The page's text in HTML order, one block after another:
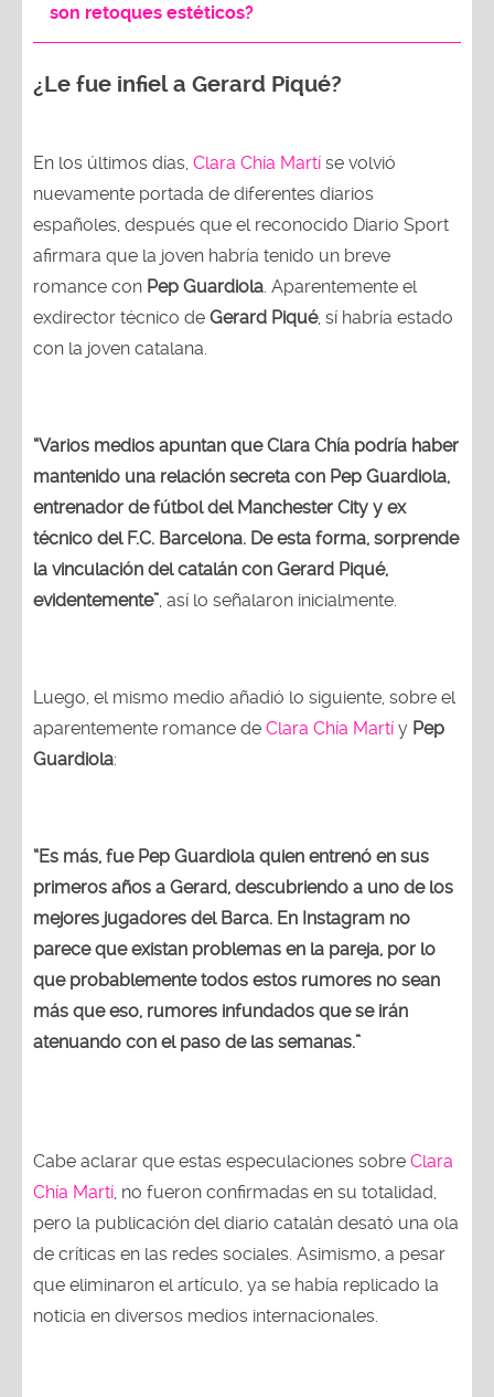
son retoques estéticos?
¿Le fue infiel a Gerard Piqué?
En los últimos días, Clara Chía Martí se volvió
nuevamente portada de diferentes diarios
españoles, después que el reconocido Diario Sport
afirmara que la joven habría tenido un breve
romance con Pep Guardiola . Aparentemente el
exdirector técnico de Gerard Piqué, sí habría estado
con la joven catalana.
“Varios medios apuntan que Clara Chía podría haber
mantenido una relación secreta con Pep Guardiola,
entrenador de fútbol del Manchester City y ex
técnico del F.C. Barcelona. De esta forma, sorprende
la vinculación del catalán con Gerard Piqué,
evidentemente” , así lo señalaron inicialmente.
Luego, el mismo medio añadió lo siguiente, sobre el
aparentemente romance de Clara Chía Martí y Pep
Guardiola:
“Es más, fue Pep Guardiola quien entrenó en sus
primeros años a Gerard, descubriendo a uno de los
mejores jugadores del Barca. En Instagram no
parece que existan problemas en la pareja, por lo
que probablemente todos estos rumores no sean
más que eso, rumores infundados que se irán
atenuando con el paso de las semanas.”
Cabe aclarar que estas especulaciones sobre Clara
Chía Martí , no fueron confirmadas en su totalidad,
pero la publicación del diario catalán desató una ola
de críticas en las redes sociales. Asimismo, a pesar
que eliminaron el artículo, ya se había replicado la
noticia en diversos medios internacionales.